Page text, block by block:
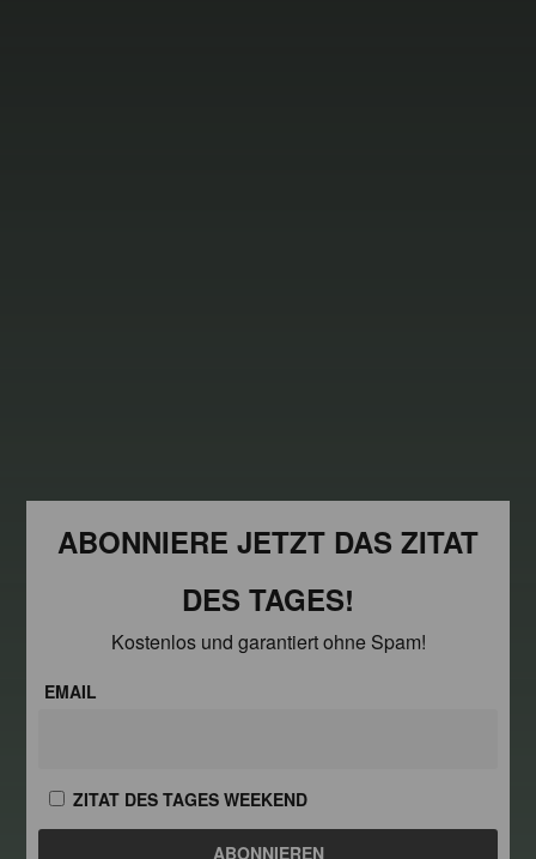
ABONNIERE JETZT DAS ZITAT
DES TAGES!
Kostenlos und garantiert ohne Spam!
EMAIL
ZITAT DES TAGES WEEKEND